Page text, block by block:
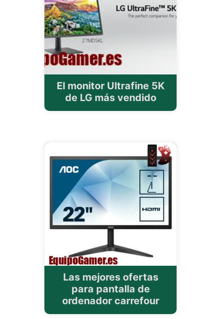
El monitor Ultrafine 5K
de LG más vendido
Las mejores ofertas
para pantalla de
ordenador carrefour